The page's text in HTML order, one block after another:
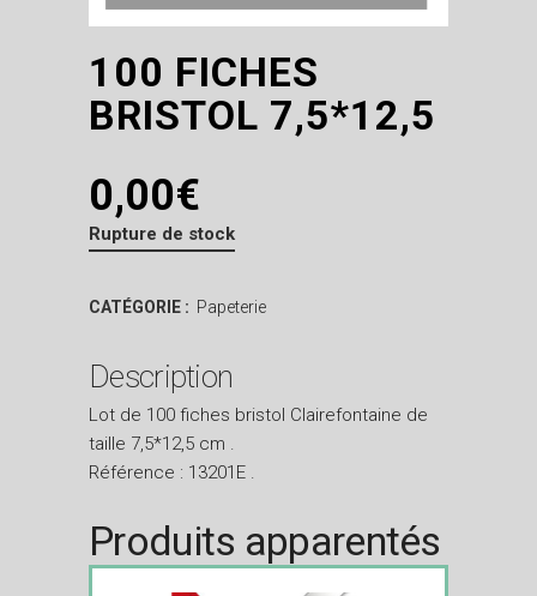
100 FICHES
BRISTOL 7,5*12,5
0,00€
Rupture de stock
CATÉGORIE : Papeterie
Description
Lot de 100 fiches bristol Clairefontaine de
taille 7,5*12,5 cm .
Référence : 13201E .
Produits apparentés